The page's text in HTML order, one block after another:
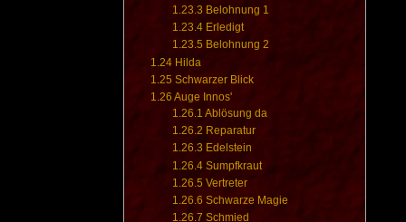
1.23.3 Belohnung 1
1.23.4 Erledigt
1.23.5 Belohnung 2
1.24 Hilda
1.25 Schwarzer Blick
1.26 Auge Innos'
1.26.1 Ablösung da
1.26.2 Reparatur
1.26.3 Edelstein
1.26.4 Sumpfkraut
1.26.5 Vertreter
1.26.6 Schwarze Magie
1.26.7 Schmied